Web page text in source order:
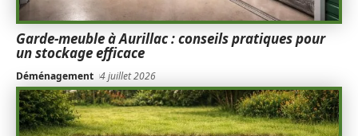
Garde-meuble à Aurillac : conseils pratiques pour
un stockage efficace
Déménagement 4 juillet 2026